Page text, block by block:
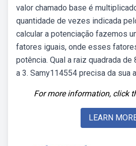
valor chamado base é
quantidade de vezes indicada
calcular a potenciação fazemos
fatores iguais, onde esses
potência. Qual a raiz quadrada
a 3. Samy114554 precisa da sua
For more information, click
LEARN